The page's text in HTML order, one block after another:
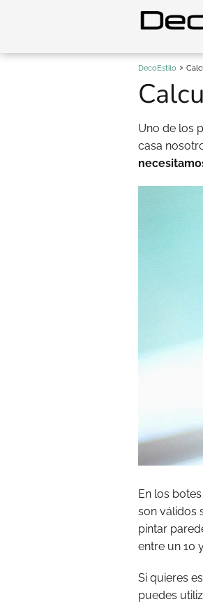
DecoEstilo
Uno de los
casa
En los
son válidos
pintar
entre un 10
Si quieres
puedes